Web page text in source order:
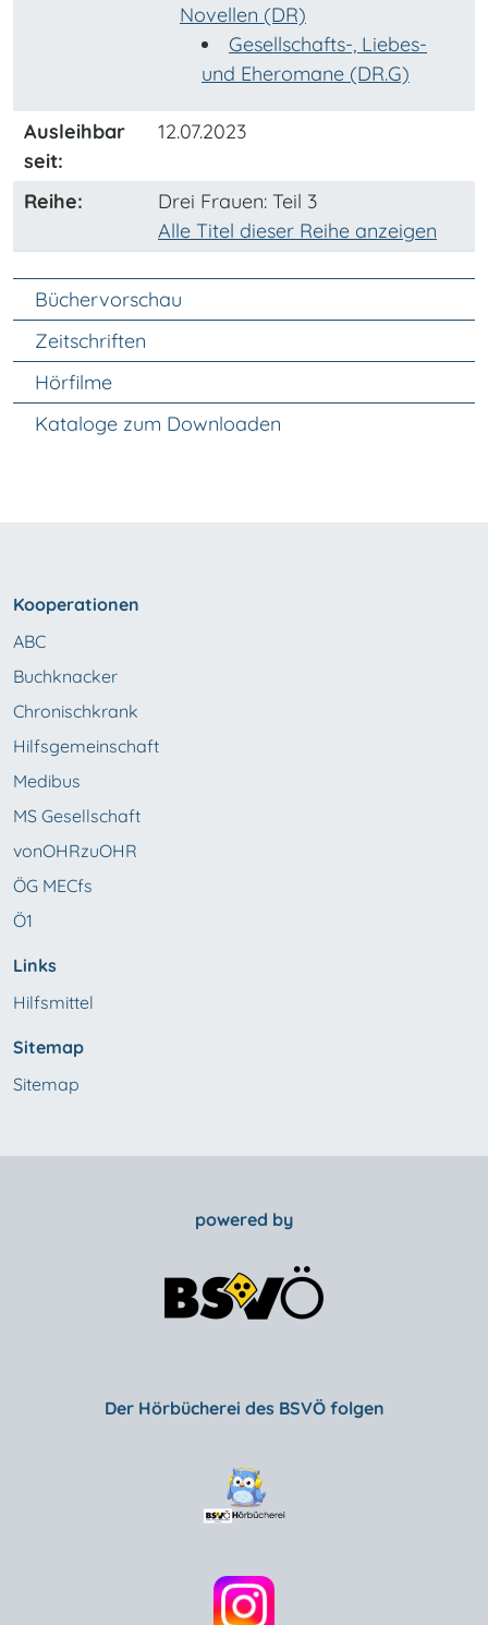
Novellen (DR)
Gesellschafts-, Liebes-
und Eheromane (DR.G)
Ausleihbar
seit:
12.07.2023
Reihe: Drei Frauen: Teil 3
Alle Titel dieser Reihe anzeigen
Unter Navigation
Büchervorschau
Zeitschriften
Hörfilme
Kataloge zum Downloaden
Kooperationen
ABC
Buchknacker
Chronischkrank
Hilfsgemeinschaft
Medibus
MS Gesellschaft
vonOHRzuOHR
ÖG MECfs
Ö1
Links
Hilfsmittel
Sitemap
Sitemap
powered by
Der Hörbücherei des BSVÖ folgen